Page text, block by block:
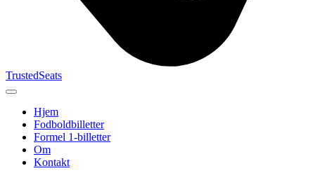
TrustedSeats
Hjem
Fodboldbilletter
Formel 1-billetter
Om
Kontakt